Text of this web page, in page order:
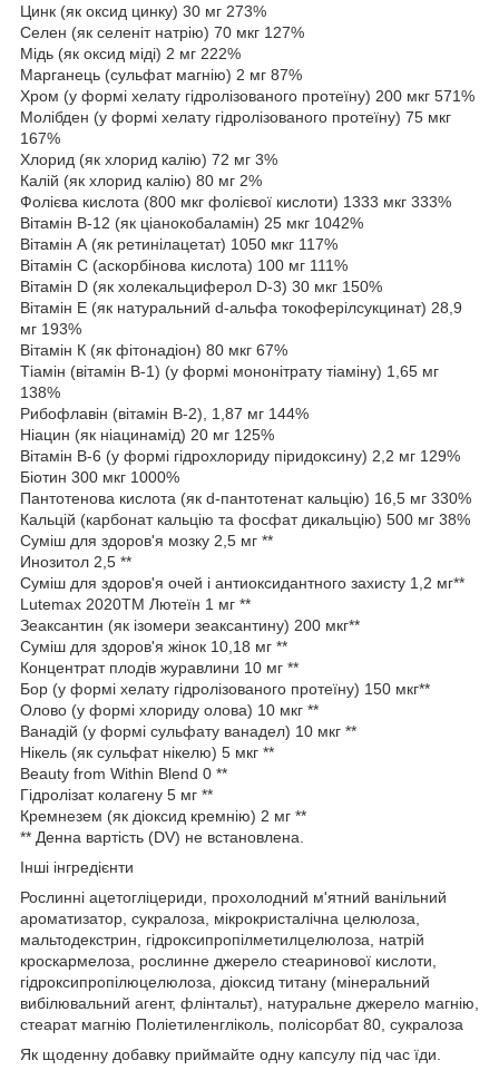
Цинк (як оксид цинку) 30 мг 273%
Селен (як селеніт натрію) 70 мкг 127%
Мідь (як оксид міді) 2 мг 222%
Марганець (сульфат магнію) 2 мг 87%
Хром (у формі хелату гідролізованого протеїну) 200 мкг 571%
Молібден (у формі хелату гідролізованого протеїну) 75 мкг
167%
Хлорид (як хлорид калію) 72 мг 3%
Калій (як хлорид калію) 80 мг 2%
Фолієва кислота (800 мкг фолієвої кислоти) 1333 мкг 333%
Вітамін B-12 (як ціанокобаламін) 25 мкг 1042%
Вітамін А (як ретинілацетат) 1050 мкг 117%
Вітамін С (аскорбінова кислота) 100 мг 111%
Вітамін D (як холекальциферол D-3) 30 мкг 150%
Вітамін Е (як натуральний d-альфа токоферілсукцинат) 28,9
мг 193%
Вітамін К (як фітонадіон) 80 мкг 67%
Тіамін (вітамін B-1) (у формі мононітрату тіаміну) 1,65 мг
138%
Рибофлавін (вітамін B-2), 1,87 мг 144%
Ніацин (як ніацинамід) 20 мг 125%
Вітамін B-6 (у формі гідрохлориду піридоксину) 2,2 мг 129%
Біотин 300 мкг 1000%
Пантотенова кислота (як d-пантотенат кальцію) 16,5 мг 330%
Кальцій (карбонат кальцію та фосфат дикальцію) 500 мг 38%
Суміш для здоров'я мозку 2,5 мг **
Инозитол 2,5 **
Суміш для здоров'я очей і антиоксидантного захисту 1,2 мг**
Lutemax 2020TM Лютеїн 1 мг **
Зеаксантин (як ізомери зеаксантину) 200 мкг**
Суміш для здоров'я жінок 10,18 мг **
Концентрат плодів журавлини 10 мг **
Бор (у формі хелату гідролізованого протеїну) 150 мкг**
Олово (у формі хлориду олова) 10 мкг **
Ванадій (у формі сульфату ванадел) 10 мкг **
Нікель (як сульфат нікелю) 5 мкг **
Beauty from Within Blend 0 **
Гідролізат колагену 5 мг **
Кремнезем (як діоксид кремнію) 2 мг **
** Денна вартість (DV) не встановлена.
Інші інгредієнти
Рослинні ацетогліцериди, прохолодний м'ятний ванільний
ароматизатор, сукралоза, мікрокристалічна целюлоза,
мальтодекстрин, гідроксипропілметилцелюлоза, натрій
кроскармелоза, рослинне джерело стеаринової кислоти,
гідроксипропілюцелюлоза, діоксид титану (мінеральний
вибілювальний агент, флінтальт), натуральне джерело магнію,
стеарат магнію Поліетиленгліколь, полісорбат 80, сукралоза
Як щоденну добавку приймайте одну капсулу під час їди.